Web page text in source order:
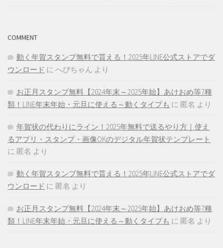
COMMENT
動く年賀スタンプ無料で貰える！2025年LINE公式ストアでダ
ウンロード に へびちゃん より
お正月スタンプ無料【2024年末～2025年始】あけおめ等7種
類！LINE年末年始・元旦に使える～動くタイプも に 匿名 より
年賀状の代わりにライン！2025年無料で送るやり方｜使え
るアプリ・スタンプ・画像OKのデジタル年賀状テンプレート
に 匿名 より
動く年賀スタンプ無料で貰える！2025年LINE公式ストアでダ
ウンロード に 匿名 より
お正月スタンプ無料【2024年末～2025年始】あけおめ等7種
類！LINE年末年始・元旦に使える～動くタイプも に 匿名 より